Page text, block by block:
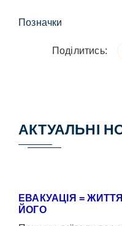
Позначки
Поділитись:
АКТУАЛЬНІ
ЕВАКУАЦІЯ =
ЙОГО